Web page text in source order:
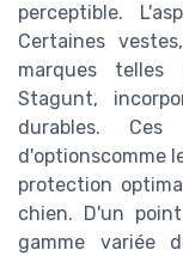
perceptible.
Certaines
marques telles
Stagunt,
durables.
d'optionscomme
protection
chien. D'un
gamme variée